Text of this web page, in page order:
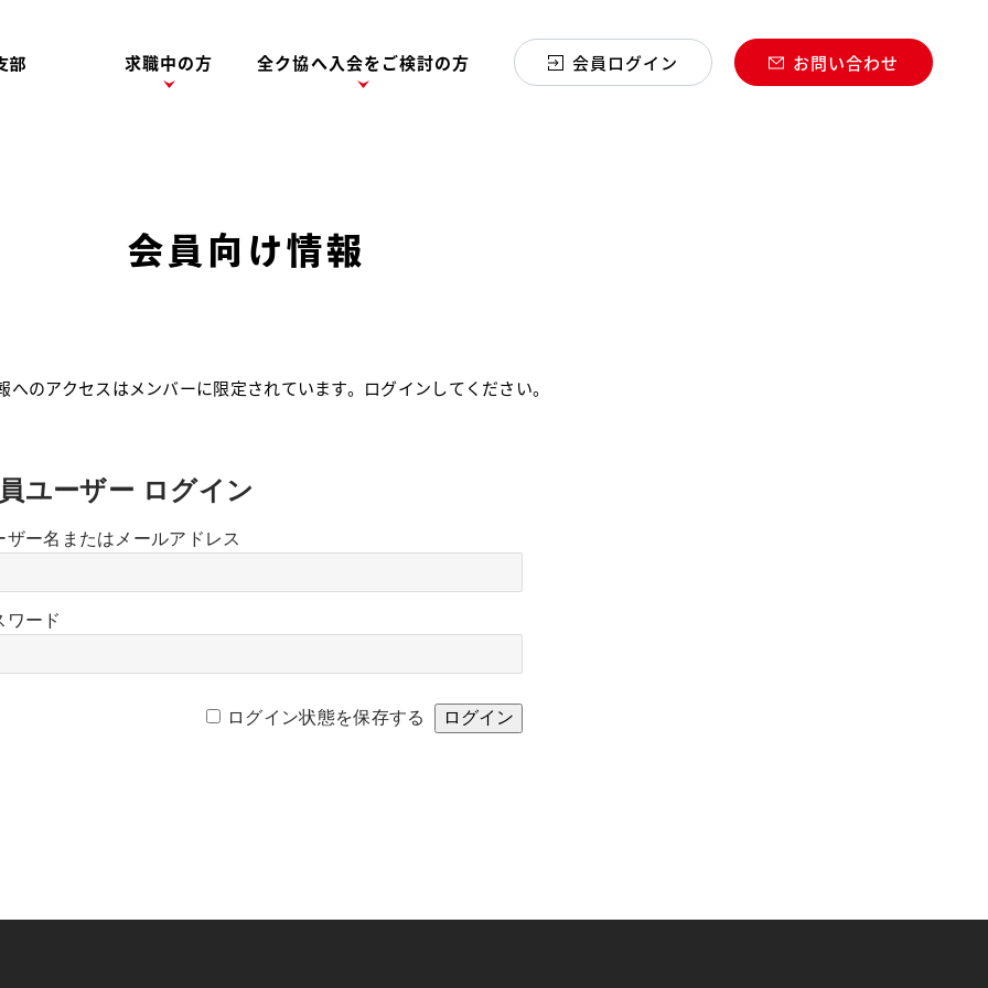
求職中の方 全ク協へ入会をご検討の方 会員ログイン お問い合わせ
会員向け情報
へのアクセスはメンバーに限定されています。ログインしてください。
ユーザー ログイン
ザー名またはメールアドレス
ワード
ログイン状態を保存する